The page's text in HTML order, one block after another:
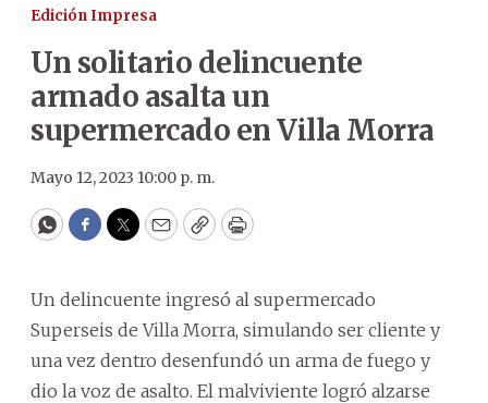
Edición Impresa
Un solitario delincuente
armado asalta un
supermercado en Villa Morra
Mayo 12, 2023 10:00 p. m.
WhatsApp
Facebook
Twitter
EmailCopyPrint
Un delincuente ingresó al supermercado
Superseis de Villa Morra, simulando ser cliente y
una vez dentro desenfundó un arma de fuego y
dio la voz de asalto. El malviviente logró alzarse